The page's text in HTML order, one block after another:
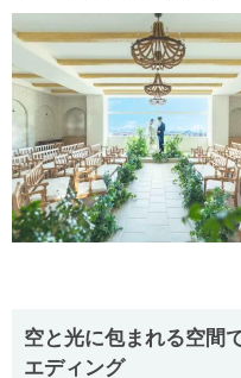
空と光に包まれる空間
エディング